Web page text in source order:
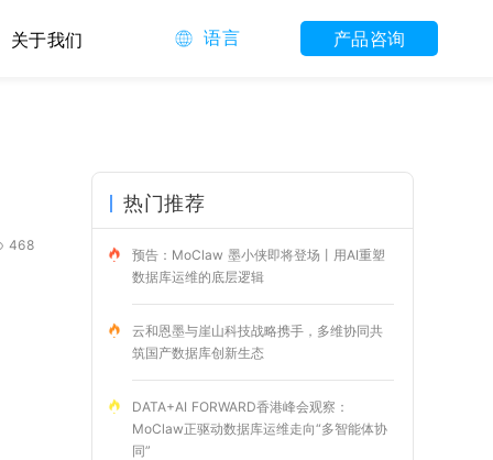
关于我们 语言 产品咨询
468
热门推荐
预告：MoClaw 墨小侠即将登场丨用AI重塑
数据库运维的底层逻辑
云和恩墨与崖山科技战略携手，多维协同共
筑国产数据库创新生态
DATA+AI FORWARD香港峰会观察：
MoClaw正驱动数据库运维走向“多智能体协
同”